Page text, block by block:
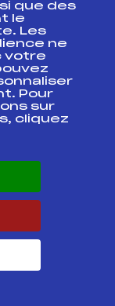
FFS
FFS
Cat.
que des
le
Les
ne
votre
Pour
sur
cliquez